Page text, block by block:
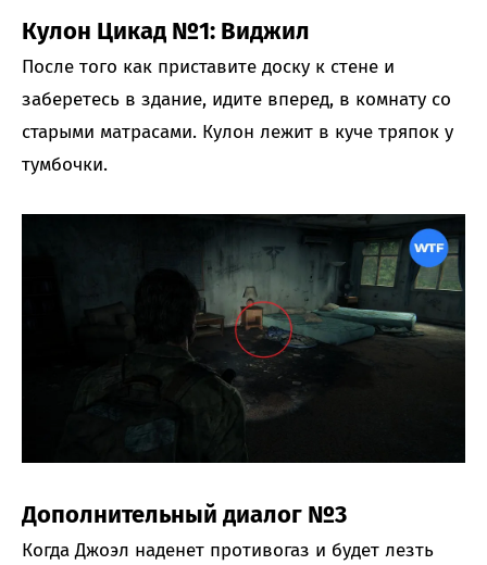
Кулон Цикад №1: Виджил
После того как приставите доску к стене и
заберетесь в здание, идите вперед, в комнату со
старыми матрасами. Кулон лежит в куче тряпок у
тумбочки.
Дополнительный диалог №3
Когда Джоэл наденет противогаз и будет лезть